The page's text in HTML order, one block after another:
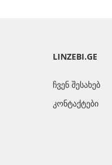
LINZEBI.GE
ჩვენ შესახებ
კონტაქტები